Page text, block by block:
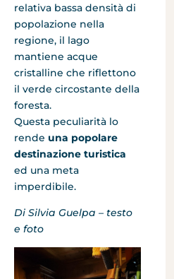
relativa bassa densità di
popolazione nella
regione, il lago
mantiene acque
cristalline che riflettono
il verde circostante della
foresta.
Questa peculiarità lo
rende una popolare
destinazione turistica
ed una meta
imperdibile.
Di Silvia Guelpa – testo
e foto